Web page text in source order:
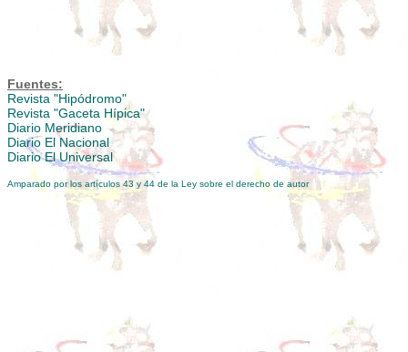
Fuentes:
Revista "Hipódromo"
Revista "Gaceta Hípica"
Diario Meridiano
Diario El Nacional
Diario El Universal
Amparado por los artículos 43 y 44 de la Ley sobre el derecho de autor